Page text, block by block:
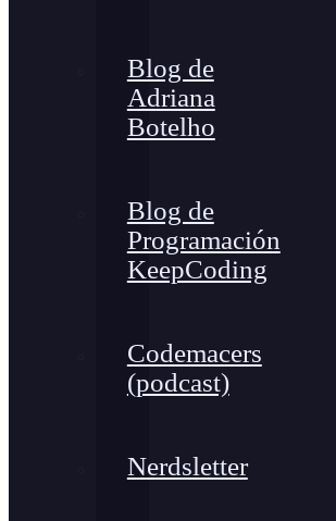
Blog de
Adriana
Botelho
Blog de
Programación
KeepCoding
Codemacers
(podcast)
Nerdsletter